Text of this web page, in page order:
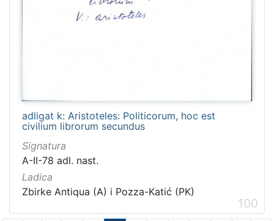
adligat k: Aristoteles: Politicorum, hoc est
civilium librorum secundus
Signatura
A-II-78 adl. nast.
Ladica
Zbirke Antiqua (A) i Pozza-Katić (PK)
100